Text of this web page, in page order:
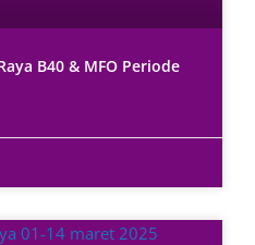
B40 & MFO Periode